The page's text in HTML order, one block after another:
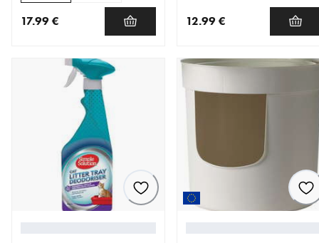
17.99 € 12.99 €